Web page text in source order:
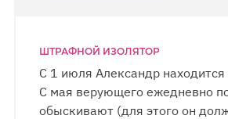
ШТРАФНОЙ ИЗОЛЯТОР
С 1 июля Александр
С мая верующего ежедневно
обыскивают (для этого он